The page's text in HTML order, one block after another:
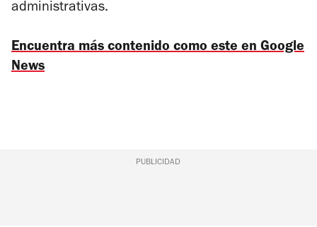
administrativas.
Encuentra más contenido como este en Google
News
PUBLICIDAD